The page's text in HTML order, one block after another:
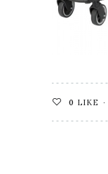
0 LIKE